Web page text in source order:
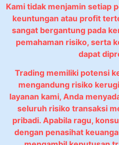
Kami tidak menjamin setiap
keuntungan atau profit
sangat bergantung pada
pemahaman risiko, serta
dapat
Trading memiliki potensi
mengandung risiko
layanan kami, Anda
seluruh risiko transaksi
pribadi. Apabila ragu,
dengan penasihat